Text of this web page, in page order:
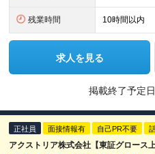
残業時間 10時間以内
求人を見る
掲載終了予定
正社員 面接情報有 自己PR不要
アクストリア株式会社【東証グロース